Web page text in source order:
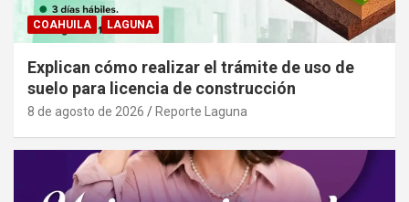
COAHUILA LAGUNA
Explican cómo realizar el trámite de uso de
suelo para licencia de construcción
8 de agosto de 2026 Reporte Laguna